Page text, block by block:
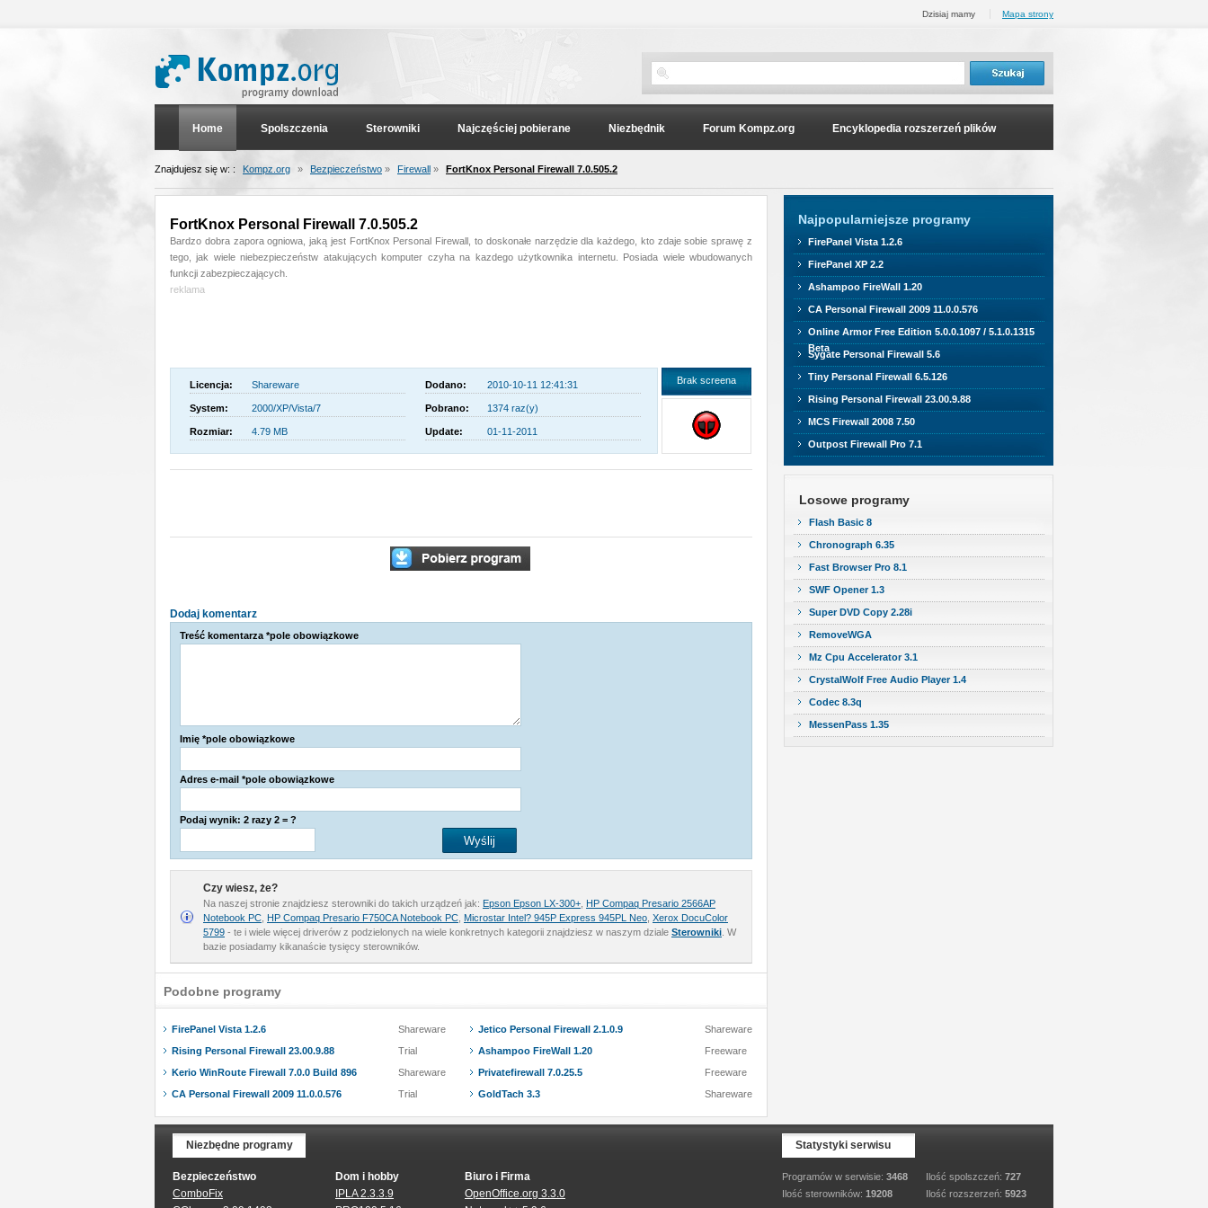
Dzisiaj mamy Mapa strony
Home Spolszczenia Sterowniki Najczęściej pobierane Niezbędnik Forum Kompz.org Encyklopedia rozszerzeń plików
Znajdujesz się w: : Kompz.org » Bezpieczeństwo » Firewall » FortKnox Personal Firewall 7.0.505.2
FortKnox Personal Firewall 7.0.505.2
Bardzo dobra zapora ogniowa, jaką jest FortKnox Personal Firewall, to doskonałe narzędzie dla każdego, kto zdaje sobie sprawę z
tego, jak wiele niebezpieczeństw atakujących komputer czyha na kazdego użytkownika internetu. Posiada wiele wbudowanych
funkcji zabezpieczających.
reklama
Licencja: Shareware Dodano: 2010-10-11 12:41:31
System: 2000/XP/Vista/7 Pobrano: 1374 raz(y)
Rozmiar: 4.79 MB Update: 01-11-2011
Brak screena
Dodaj komentarz
Treść komentarza *pole obowiązkowe
Imię *pole obowiązkowe
Adres e-mail *pole obowiązkowe
Podaj wynik: 2 razy 2 = ?
Czy wiesz, że?
Na naszej stronie znajdziesz sterowniki do takich urządzeń jak: Epson Epson LX-300+ HP Compaq Presario 2566AP
Notebook PC HP Compaq Presario F750CA Notebook PC Microstar Intel? 945P Express 945PL Neo Xerox DocuColor
5799 - te i wiele więcej driverów z podzielonych na wiele konkretnych kategorii znajdziesz w naszym dziale Sterowniki . W
bazie posiadamy kikanaście tysięcy sterowników.
Podobne programy
FirePanel Vista 1.2.6
Shareware
Rising Personal Firewall 23.00.9.88
Trial
Kerio WinRoute Firewall 7.0.0 Build 896
Shareware
CA Personal Firewall 2009 11.0.0.576
Trial
Jetico Personal Firewall 2.1.0.9
Shareware
Ashampoo FireWall 1.20
Freeware
Privatefirewall 7.0.25.5
Freeware
GoldTach 3.3
Shareware
Najpopularniejsze programy
FirePanel Vista 1.2.6
FirePanel XP 2.2
Ashampoo FireWall 1.20
CA Personal Firewall 2009 11.0.0.576
Online Armor Free Edition 5.0.0.1097 / 5.1.0.1315
Beta
Sygate Personal Firewall 5.6
Tiny Personal Firewall 6.5.126
Rising Personal Firewall 23.00.9.88
MCS Firewall 2008 7.50
Outpost Firewall Pro 7.1
Losowe programy
Flash Basic 8
Chronograph 6.35
Fast Browser Pro 8.1
SWF Opener 1.3
Super DVD Copy 2.28i
RemoveWGA
Mz Cpu Accelerator 3.1
CrystalWolf Free Audio Player 1.4
Codec 8.3q
MessenPass 1.35
Niezbędne programy
Bezpieczeństwo
ComboFix
Dom i hobby
IPLA 2.3.3.9
Biuro i Firma
OpenOffice.org 3.3.0
Statystyki serwisu
Programów w serwisie: 3468
Ilość sterowników: 19208
Ilość spolszczeń: 727
Ilość rozszerzeń: 5923